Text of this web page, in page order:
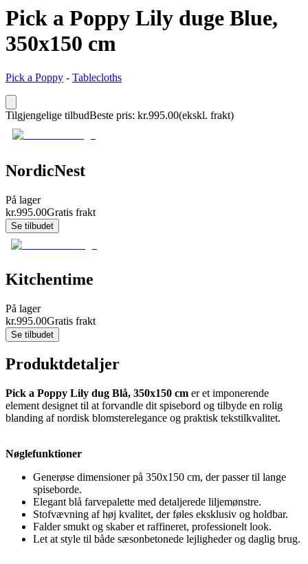
Pick a Poppy Lily duge Blue,
350x150 cm
Pick a Poppy - Tablecloths
Tilgjengelige tilbudBeste pris: kr.995.00(ekskl. frakt)
NordicNest
På lager
kr.995.00Gratis frakt
Se tilbudet
Kitchentime
På lager
kr.995.00Gratis frakt
Se tilbudet
Produktdetaljer
Pick a Poppy Lily dug Blå, 350x150 cm er et imponerende
element designet til at forvandle dit spisebord og tilbyde en rolig
blanding af nordisk blomsterelegance og praktisk tekstilkvalitet.
Nøglefunktioner
Generøse dimensioner på 350x150 cm, der passer til lange
spiseborde.
Elegant blå farvepalette med detaljerede liljemønstre.
Stofvævning af høj kvalitet, der føles eksklusiv og holdbar.
Falder smukt og skaber et raffineret, professionelt look.
Let at style til både sæsonbetonede lejligheder og daglig brug.